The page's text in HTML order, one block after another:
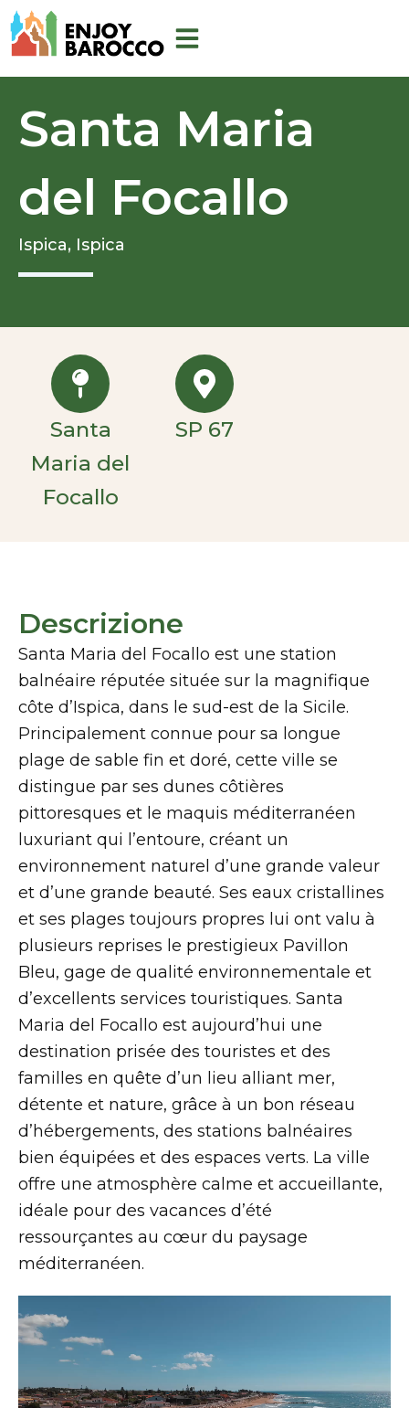
Aller
au
Santa Maria
del Focallo
Ispica, Ispica
Santa
Maria del
Focallo
SP 67
Descrizione
Santa Maria del Focallo est une station
balnéaire réputée située sur la magnifique
côte d’Ispica, dans le sud-est de la Sicile.
Principalement connue pour sa longue
plage de sable fin et doré, cette ville se
distingue par ses dunes côtières
pittoresques et le maquis méditerranéen
luxuriant qui l’entoure, créant un
environnement naturel d’une grande valeur
et d’une grande beauté. Ses eaux cristallines
et ses plages toujours propres lui ont valu à
plusieurs reprises le prestigieux Pavillon
Bleu, gage de qualité environnementale et
d’excellents services touristiques. Santa
Maria del Focallo est aujourd’hui une
destination prisée des touristes et des
familles en quête d’un lieu alliant mer,
détente et nature, grâce à un bon réseau
d’hébergements, des stations balnéaires
bien équipées et des espaces verts. La ville
offre une atmosphère calme et accueillante,
idéale pour des vacances d’été
ressourçantes au cœur du paysage
méditerranéen.